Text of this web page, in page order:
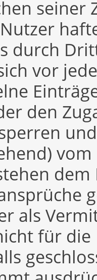
seiner
durch
vor
den
vom
als
für